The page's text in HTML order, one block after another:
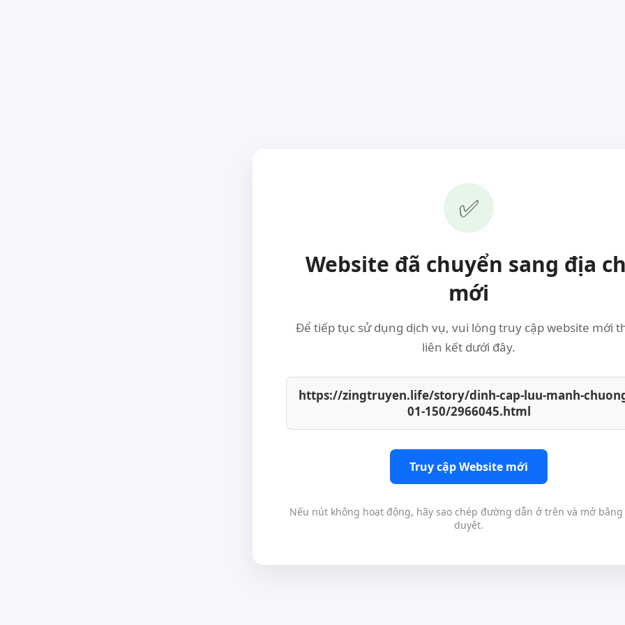
✅
Website đã chuyển sang địa
mới
Để tiếp tục sử dụng dịch vụ, vui lòng truy cập website mới
liên kết dưới đây.
https://zingtruyen.life/story/dinh-cap-luu-manh-
01-150/2966045.html
Truy cập Website mới
Nếu nút không hoạt động, hãy sao chép đường dẫn ở trên và mở
duyệt.